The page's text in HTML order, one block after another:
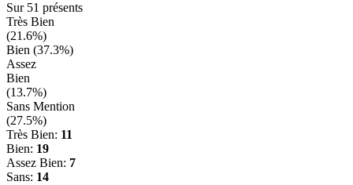
Sur 51 présents
Très Bien
(21.6%)
Bien (37.3%)
Assez
Bien
(13.7%)
Sans Mention
(27.5%)
Très Bien: 11
Bien: 19
Assez Bien: 7
Sans: 14